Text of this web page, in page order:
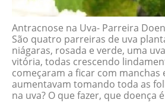
Antracnose na Uva- Parreira
São quatro parreiras de uva
niágaras, rosada e verde, uma
vitória, todas crescendo
começaram a ficar com manchas
aumentavam tomando toda as
na uva? O que fazer, que doença